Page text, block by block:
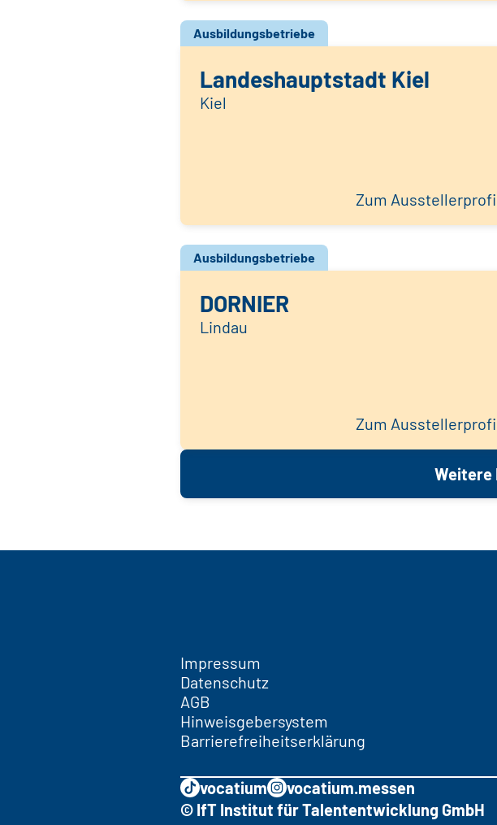
Ausbildungsbetriebe
Landeshauptstadt Kiel
Kiel
Zum
Ausbildungsbetriebe
DORNIER
Lindau
Zum
Weitere
Impressum
Datenschutz
AGB
Hinweisgebersystem
Barrierefreiheitserklärung
vocatium
vocatium.messen
© IfT Institut für Talententwicklung GmbH